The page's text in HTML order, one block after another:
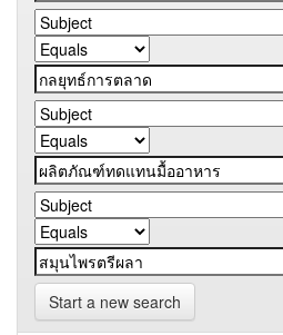
Start a new search